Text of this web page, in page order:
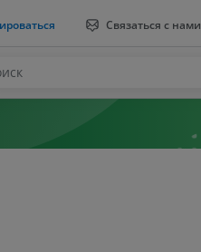
Связаться с нами